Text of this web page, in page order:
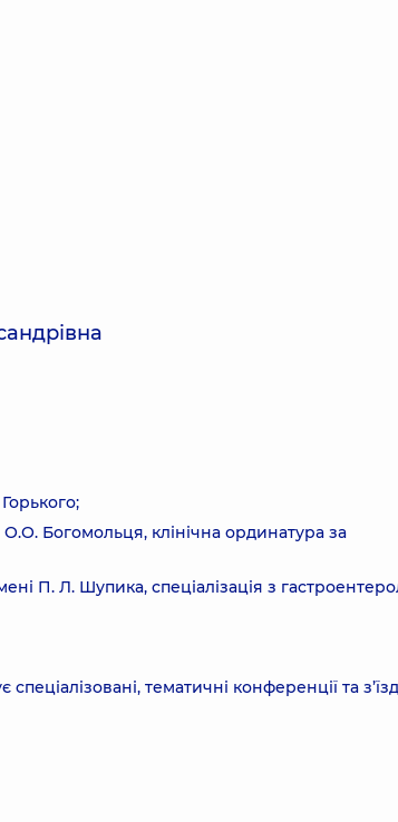
Богомольця, клінічна ординатура за
П. Л. Шупика, спеціалізація з
тематичні конференції та